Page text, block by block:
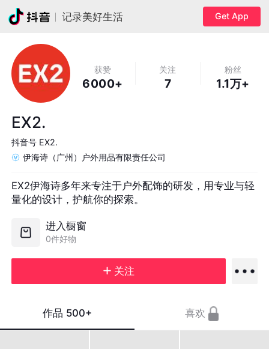
记录美好生活 Get App
获赞
6000+
关注
7
粉丝
1.1万+
EX2.
抖音号 EX2.
伊海诗（广州）户外用品有限责任公司
EX2伊海诗多年来专注于户外配饰的研发，用专业与轻
量化的设计，护航你的探索。
进入橱窗
0件好物
关注
作品 500+ 喜欢